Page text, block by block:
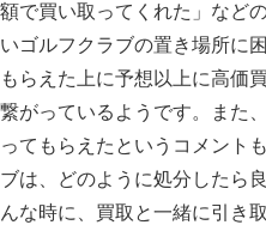
額で買い取ってくれた」など
いゴルフクラブの置き場所に
もらえた上に予想以上に高価
繋がっているようです。また
ってもらえたというコメント
ブは、どのように処分したら
んな時に、買取と一緒に引き